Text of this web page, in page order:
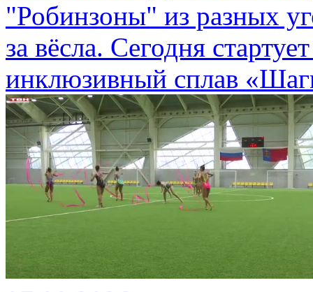
"Робинзоны" из разных
за вёсла. Сегодня
инклюзивный сплав